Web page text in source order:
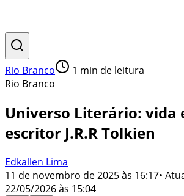
Rio Branco 1 min de leitura
Rio Branco
Universo Literário: vida
escritor J.R.R Tolkien
Edkallen Lima
11 de novembro de 2025 às 16:17•
22/05/2026 às 15:04